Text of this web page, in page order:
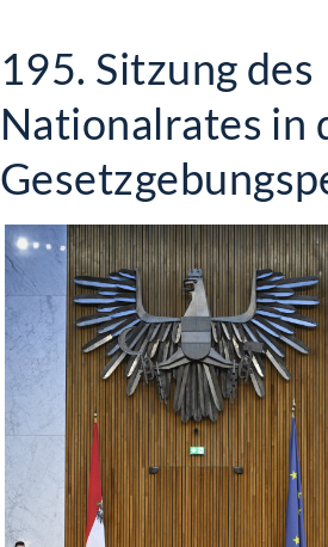
195. Sitzung des
Nationalrates in